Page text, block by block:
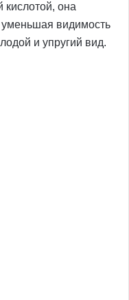
кислотой, она
уменьшая видимость
и упругий вид.